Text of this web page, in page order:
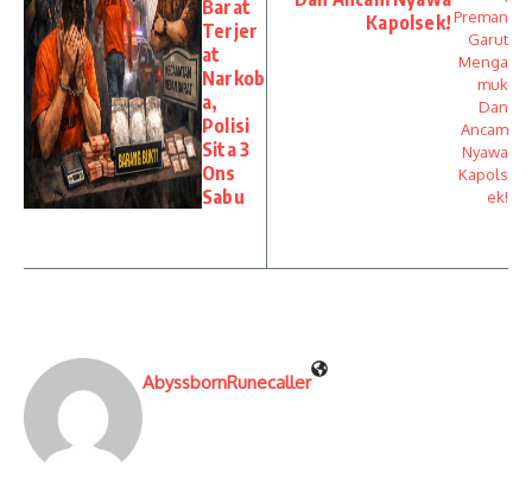
Barat
Terjer
at
Narkob
a,
Polisi
Sita 3
Ons
Sabu
Kapolsek!
AbyssbornRunecaller